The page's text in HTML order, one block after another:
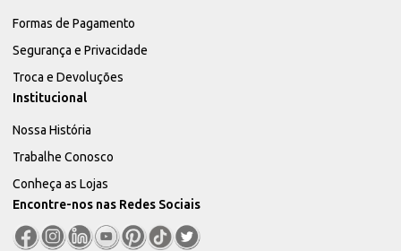
Formas de Pagamento
Segurança e Privacidade
Troca e Devoluções
Institucional
Nossa História
Trabalhe Conosco
Conheça as Lojas
Encontre-nos nas Redes Sociais